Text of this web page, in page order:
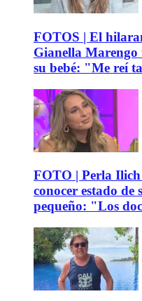
FOTOS | El
Gianella
su bebé: "Me reí
FOTO | Perla
conocer estado de
pequeño: "Los